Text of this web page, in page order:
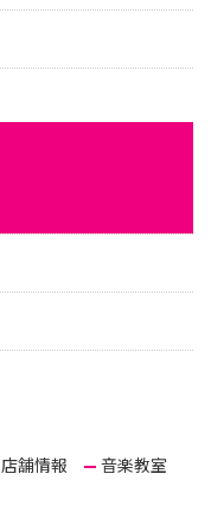
店舗情報
音楽教室